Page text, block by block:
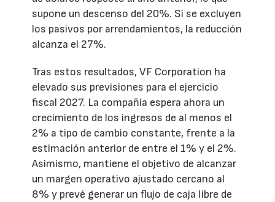
supone un descenso del 20%. Si se excluyen
los pasivos por arrendamientos, la reducción
alcanza el 27%.
Tras estos resultados, VF Corporation ha
elevado sus previsiones para el ejercicio
fiscal 2027. La compañía espera ahora un
crecimiento de los ingresos de al menos el
2% a tipo de cambio constante, frente a la
estimación anterior de entre el 1% y el 2%.
Asimismo, mantiene el objetivo de alcanzar
un margen operativo ajustado cercano al
8% y prevé generar un flujo de caja libre de